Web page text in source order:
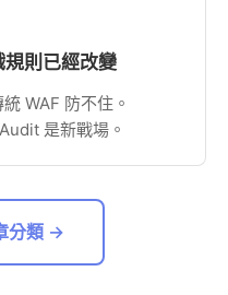
則已經改變
WAF 防不住。
是新戰場。
分類 →